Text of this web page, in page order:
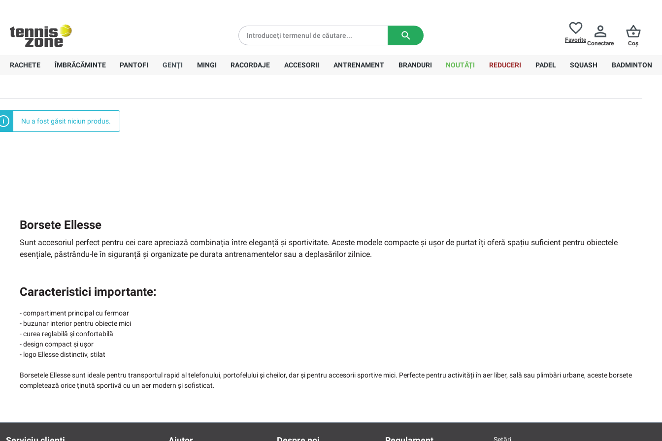
FavoriteConectare Coș
RACHETE ÎMBRĂCĂMINTE PANTOFI GENȚI MINGI RACORDAJE ACCESORII ANTRENAMENT BRANDURI NOUTĂȚI REDUCERI PADEL SQUASH BADMINTON
Borsete Ellesse
Sortare
Nu a fost găsit niciun produs.
Borsete Ellesse
Sunt accesoriul perfect pentru cei care apreciază combinația între eleganță și sportivitate. Aceste modele compacte și ușor de purtat îți oferă spațiu suficient pentru obiectele
esențiale, păstrându-le în siguranță și organizate pe durata antrenamentelor sau a deplasărilor zilnice.
Caracteristici importante:
- compartiment principal cu fermoar
- buzunar interior pentru obiecte mici
- curea reglabilă și confortabilă
- design compact și ușor
- logo Ellesse distinctiv, stilat
Borsetele Ellesse sunt ideale pentru transportul rapid al telefonului, portofelului și cheilor, dar și pentru accesorii sportive mici. Perfecte pentru activități în aer liber, sală sau plimbări urbane, aceste borsete
completează orice ținută sportivă cu un aer modern și sofisticat.